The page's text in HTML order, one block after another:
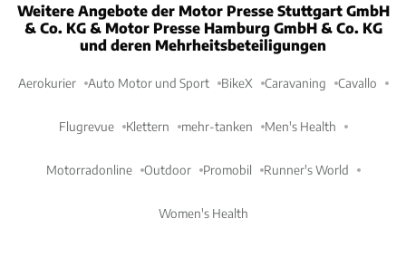
Weitere Angebote der Motor Presse Stuttgart GmbH
& Co. KG & Motor Presse Hamburg GmbH & Co. KG
und deren Mehrheitsbeteiligungen
Aerokurier Auto Motor und Sport BikeX Caravaning Cavallo
Flugrevue Klettern mehr-tanken Men's Health
Motorradonline Outdoor Promobil Runner's World
Women's Health